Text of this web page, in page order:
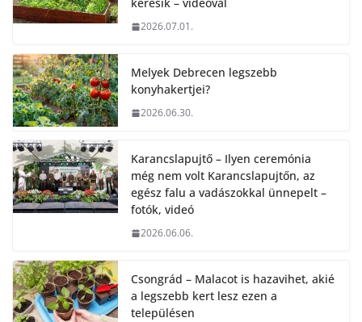
2026.07.01.
Melyek Debrecen legszebb
konyhakertjei?
2026.06.30.
Karancslapujtő – Ilyen ceremónia
még nem volt Karancslapujtőn, az
egész falu a vadászokkal ünnepelt –
fotók, videó
2026.06.06.
Csongrád – Malacot is hazavihet, akié
a legszebb kert lesz ezen a
településen